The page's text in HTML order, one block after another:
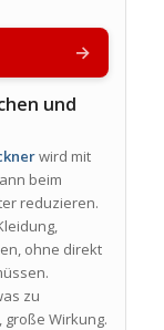
→
und
wird mit
beim
reduzieren.
ohne direkt
zu
Wirkung.